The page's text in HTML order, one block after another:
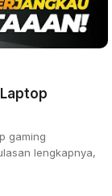
gaming
lengkapnya,